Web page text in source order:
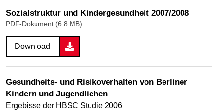
Sozialstruktur und Kindergesundheit 2007/2008
PDF-Dokument (6.8 MB)
Download
Gesundheits- und Risikoverhalten von Berliner
Kindern und Jugendlichen
Ergebisse der HBSC Studie 2006